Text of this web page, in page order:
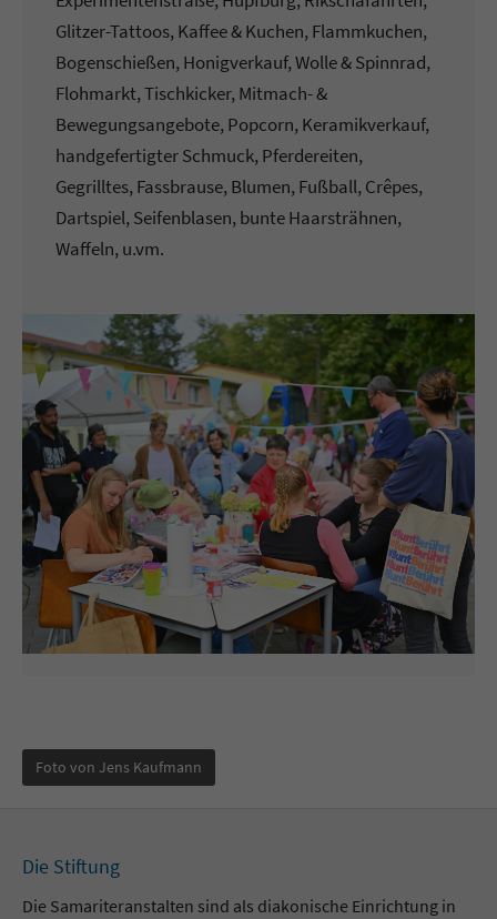
Glitzer-Tattoos, Kaffee & Kuchen, Flammkuchen,
Bogenschießen, Honigverkauf, Wolle & Spinnrad,
Flohmarkt, Tischkicker, Mitmach- &
Bewegungsangebote, Popcorn, Keramikverkauf,
handgefertigter Schmuck, Pferdereiten,
Gegrilltes, Fassbrause, Blumen, Fußball, Crêpes,
Dartspiel, Seifenblasen, bunte Haarsträhnen,
Waffeln, u.vm.
Foto von Jens Kaufmann
Die Stiftung
Die Samariteranstalten sind als diakonische Einrichtung in